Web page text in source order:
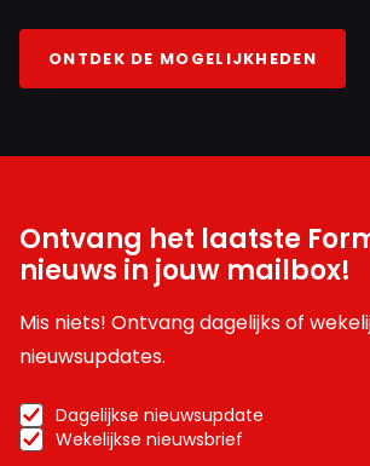
ONTDEK DE MOGELIJKHEDEN
Ontvang het laatste
nieuws in jouw mailbox!
Mis niets! Ontvang dagelijks of
nieuwsupdates.
Dagelijkse nieuwsupdate
Wekelijkse nieuwsbrief